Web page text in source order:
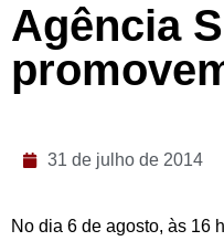
Agência
31 de julho de 2014
No dia 6 de agosto, às 16